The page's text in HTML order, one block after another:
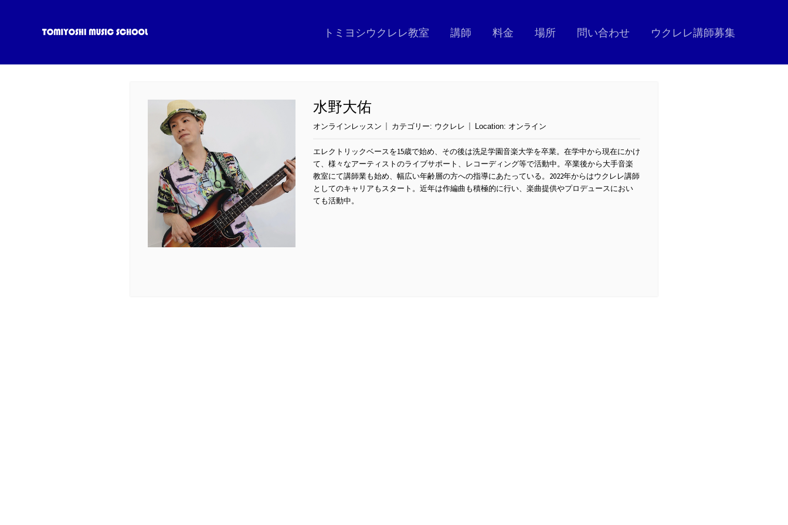
トミヨシウクレレ教室 講師 料金 場所 問い合わせ ウクレレ講師募集
水野大佑
オンラインレッスン カテゴリー: ウクレレ Location: オンライン
エレクトリックベースを15歳で始め、その後は洗足学園音楽大学を卒業。在学中から現在にかけ
て、様々なアーティストのライブサポート、レコーディング等で活動中。卒業後から大手音楽
教室にて講師業も始め、幅広い年齢層の方への指導にあたっている。2022年からはウクレレ講師
としてのキャリアもスタート。近年は作編曲も積極的に行い、楽曲提供やプロデュースにおい
ても活動中。